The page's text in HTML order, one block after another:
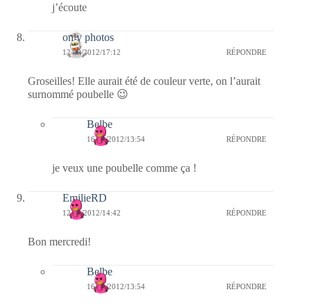
j’écoute
only photos
12/09/2012/17:12 RÉPONDRE
Groseilles! Elle aurait été de couleur verte, on l’aurait
surnommé poubelle 😉
Belbe
16/09/2012/13:54 RÉPONDRE
je veux une poubelle comme ça !
EmilieRD
12/09/2012/14:42 RÉPONDRE
Bon mercredi!
Belbe
16/09/2012/13:54 RÉPONDRE